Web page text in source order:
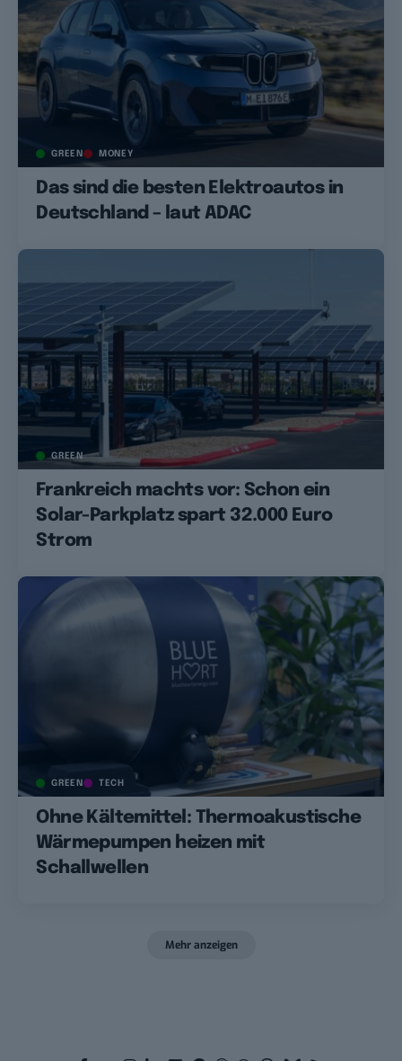
GREEN MONEY
Das sind die besten Elektroautos in
Deutschland – laut ADAC
GREEN
Frankreich machts vor: Schon ein
Solar-Parkplatz spart 32.000 Euro
Strom
GREEN TECH
Ohne Kältemittel: Thermoakustische
Wärmepumpen heizen mit
Schallwellen
Mehr anzeigen